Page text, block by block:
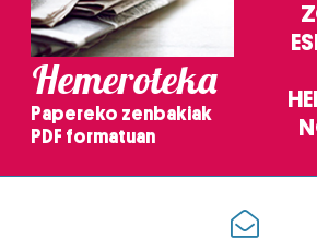
Hemeroteka
Papereko zenbakiak
PDF formatuan